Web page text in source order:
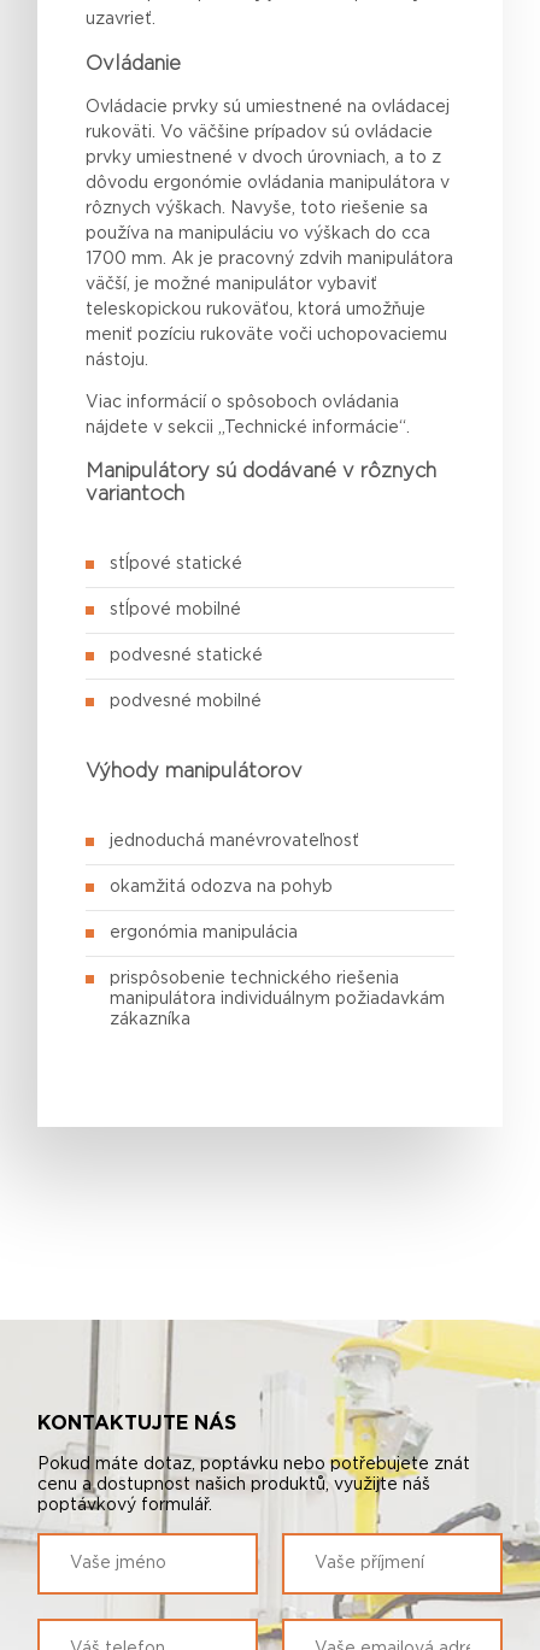
uzavrieť.
Ovládanie
Ovládacie prvky sú umiestnené na ovládacej
rukoväti. Vo väčšine prípadov sú ovládacie
prvky umiestnené v dvoch úrovniach, a to z
dôvodu ergonómie ovládania manipulátora v
rôznych výškach. Navyše, toto riešenie sa
používa na manipuláciu vo výškach do cca
1700 mm. Ak je pracovný zdvih manipulátora
väčší, je možné manipulátor vybaviť
teleskopickou rukoväťou, ktorá umožňuje
meniť pozíciu rukoväte voči uchopovaciemu
nástoju.
Viac informácií o spôsoboch ovládania
nájdete v sekcii „Technické informácie“.
Manipulátory sú dodávané v rôznych
variantoch
stĺpové statické
stĺpové mobilné
podvesné statické
podvesné mobilné
Výhody manipulátorov
jednoduchá manévrovateľnosť
okamžitá odozva na pohyb
ergonómia manipulácia
prispôsobenie technického riešenia
manipulátora individuálnym požiadavkám
zákazníka
KONTAKTUJTE NÁS
Pokud máte dotaz, poptávku nebo potřebujete znát
cenu a dostupnost našich produktů, využijte náš
poptávkový formulář.